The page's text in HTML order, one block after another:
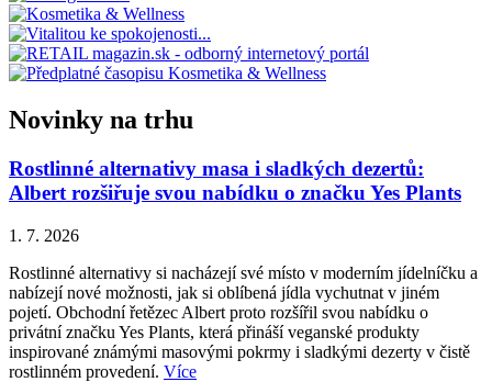
Novinky na trhu
Rostlinné alternativy masa i sladkých dezertů:
Albert rozšiřuje svou nabídku o značku Yes Plants
1. 7. 2026
Rostlinné alternativy si nacházejí své místo v moderním jídelníčku a
nabízejí nové možnosti, jak si oblíbená jídla vychutnat v jiném
pojetí. Obchodní řetězec Albert proto rozšířil svou nabídku o
privátní značku Yes Plants, která přináší veganské produkty
inspirované známými masovými pokrmy i sladkými dezerty v čistě
rostlinném provedení. Více